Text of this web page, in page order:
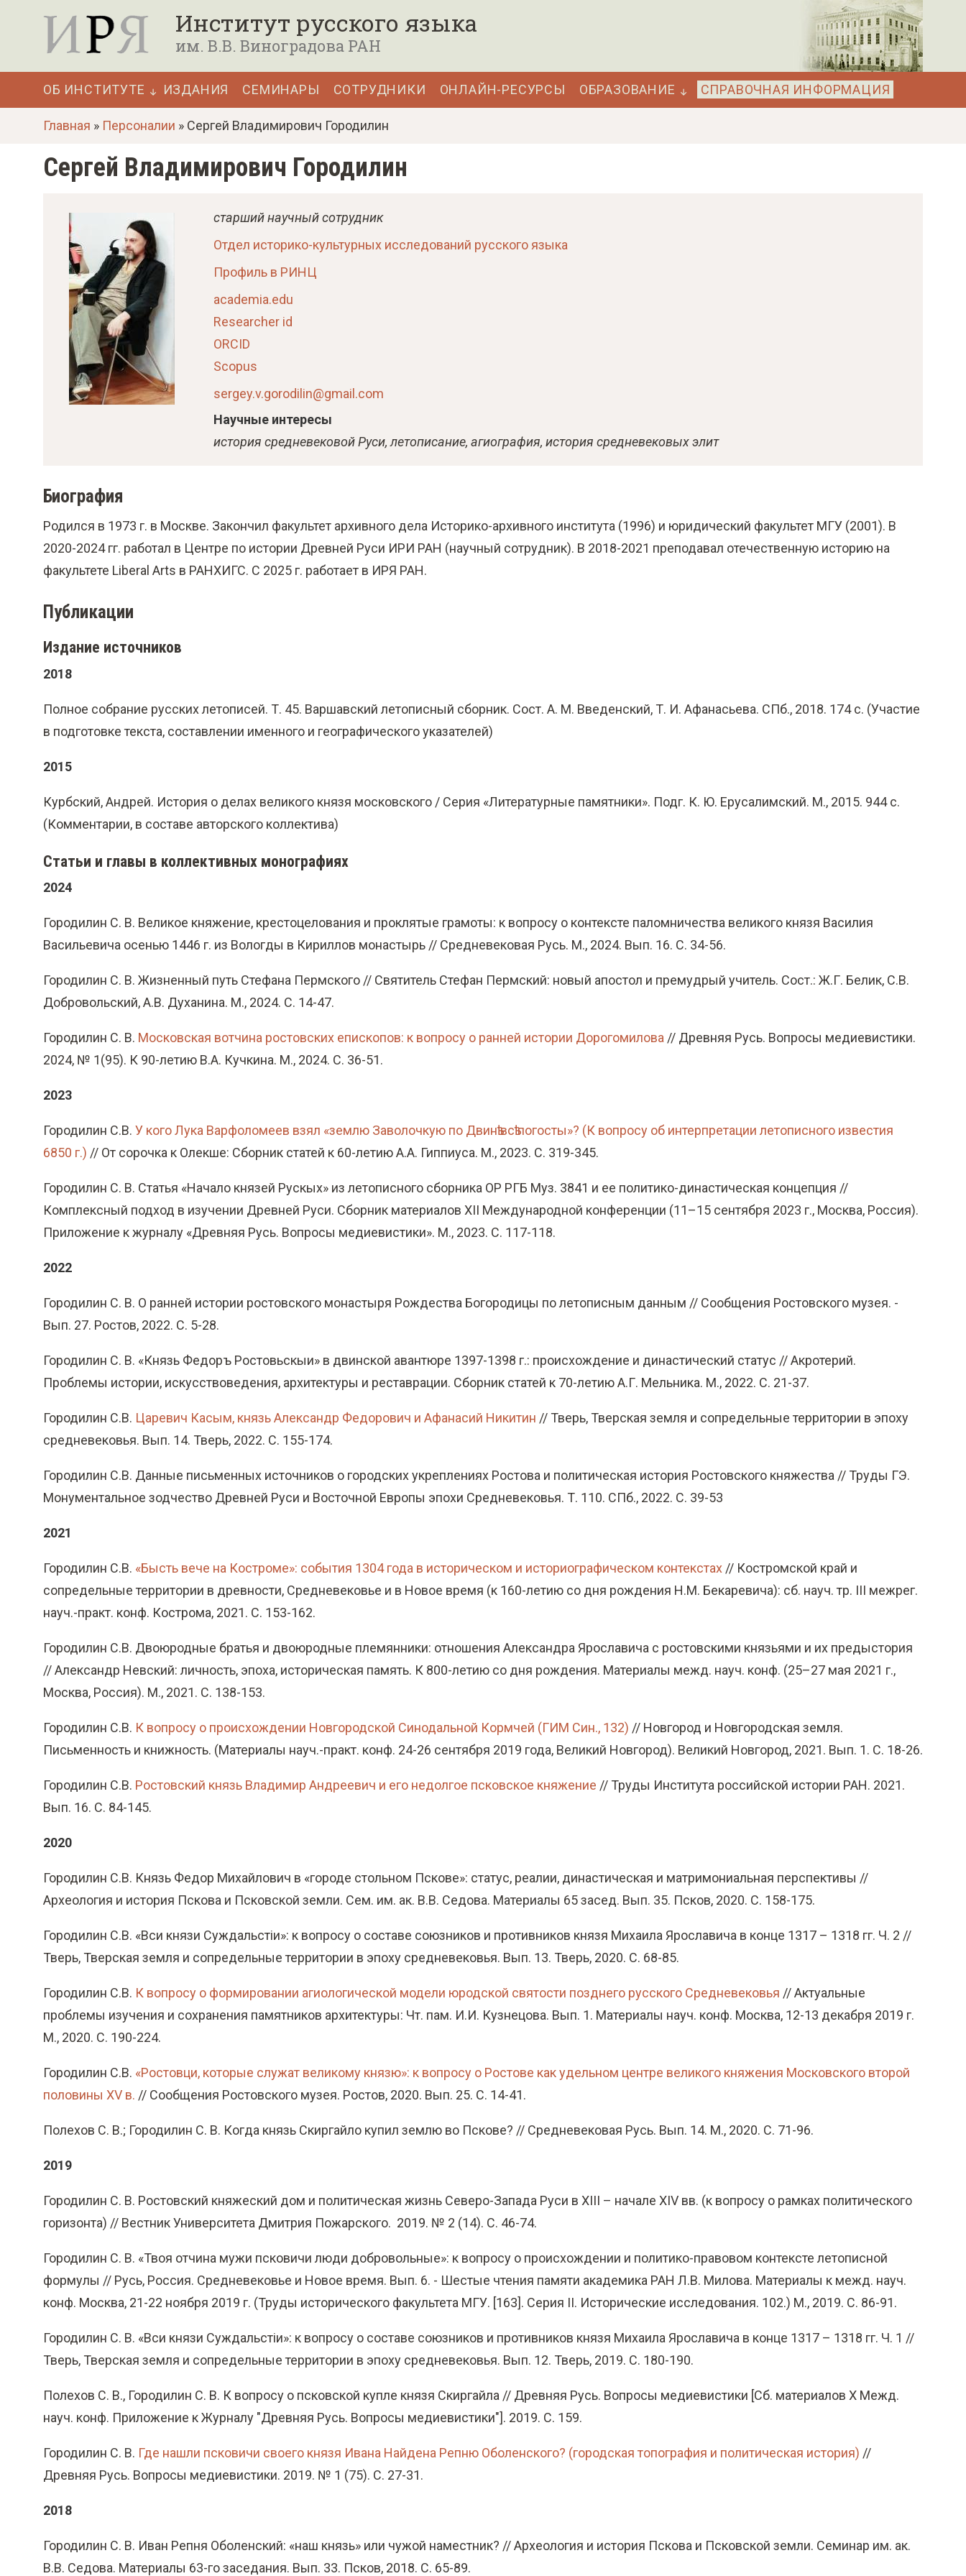
Институт русского языка
им. В.В. Виноградова РАН
Основная
навигация
ОБ ИНСТИТУТЕ ИЗДАНИЯ СЕМИНАРЫ СОТРУДНИКИ ОНЛАЙН-РЕСУРСЫ ОБРАЗОВАНИЕ СПРАВОЧНАЯ ИНФОРМАЦИЯ
Главная » Персоналии » Сергей Владимирович Городилин
Сергей Владимирович Городилин
старший научный сотрудник
Отдел историко-культурных исследований русского языка
Профиль в РИНЦ
academia.edu
Researcher id
ORCID
Scopus
sergey.v.gorodilin@gmail.com
Научные интересы
история средневековой Руси, летописание, агиография, история средневековых элит
Биография
Родился в 1973 г. в Москве. Закончил факультет архивного дела Историко-архивного института (1996) и юридический факультет МГУ (2001). В
2020-2024 гг. работал в Центре по истории Древней Руси ИРИ РАН (научный сотрудник). В 2018-2021 преподавал отечественную историю на
факультете Liberal Arts в РАНХИГС. С 2025 г. работает в ИРЯ РАН.
Публикации
Издание источников
2018
Полное собрание русских летописей. Т. 45. Варшавский летописный сборник. Сост. А. М. Введенский, Т. И. Афанасьева. СПб., 2018. 174 с. (Участие
в подготовке текста, составлении именного и географического указателей)
2015
Курбский, Андрей. История о делах великого князя московского / Серия «Литературные памятники». Подг. К. Ю. Ерусалимский. М., 2015. 944 с.
(Комментарии, в составе авторского коллектива)
Статьи и главы в коллективных монографиях
2024
Городилин С. В. Великое княжение, крестоцелования и проклятые грамоты: к вопросу о контексте паломничества великого князя Василия
Васильевича осенью 1446 г. из Вологды в Кириллов монастырь // Средневековая Русь. М., 2024. Вып. 16. С. 34-56.
Городилин С. В. Жизненный путь Стефана Пермского // Святитель Стефан Пермский: новый апостол и премудрый учитель. Сост.: Ж.Г. Белик, С.В.
Добровольский, А.В. Духанина. М., 2024. С. 14-47.
Городилин С. В. Московская вотчина ростовских епископов: к вопросу о ранней истории Дорогомилова // Древняя Русь. Вопросы медиевистики.
2024, № 1(95). К 90-летию В.А. Кучкина. М., 2024. С. 36-51.
2023
Городилин С.В. У кого Лука Варфоломеев взял «землю Заволочкую по Двинѣ всѣ погосты»? (К вопросу об интерпретации летописного известия
6850 г.) // От сорочка к Олекше: Сборник статей к 60-летию А.А. Гиппиуса. М., 2023. С. 319-345.
Городилин С. В. Статья «Начало князей Рускых» из летописного сборника ОР РГБ Муз. 3841 и ее политико-династическая концепция //
Комплексный подход в изучении Древней Руси. Сборник материалов XII Международной конференции (11–15 сентября 2023 г., Москва, Россия).
Приложение к журналу «Древняя Русь. Вопросы медиевистики». М., 2023. С. 117-118.
2022
Городилин С. В. О ранней истории ростовского монастыря Рождества Богородицы по летописным данным // Сообщения Ростовского музея. -
Вып. 27. Ростов, 2022. С. 5-28.
Городилин С. В. «Князь Федоръ Ростовьскыи» в двинской авантюре 1397-1398 г.: происхождение и династический статус // Акротерий.
Проблемы истории, искусствоведения, архитектуры и реставрации. Сборник статей к 70-летию А.Г. Мельника. М., 2022. С. 21-37.
Городилин С.В. Царевич Касым, князь Александр Федорович и Афанасий Никитин // Тверь, Тверская земля и сопредельные территории в эпоху
средневековья. Вып. 14. Тверь, 2022. С. 155-174.
Городилин С.В. Данные письменных источников о городских укреплениях Ростова и политическая история Ростовского княжества // Труды ГЭ.
Монументальное зодчество Древней Руси и Восточной Европы эпохи Средневековья. Т. 110. СПб., 2022. С. 39-53
2021
Городилин С.В. «Бысть вече на Костроме»: события 1304 года в историческом и историографическом контекстах // Костромской край и
сопредельные территории в древности, Средневековье и в Новое время (к 160-летию со дня рождения Н.М. Бекаревича): сб. науч. тр. III межрег.
науч.-практ. конф. Кострома, 2021. С. 153-162.
Городилин С.В. Двоюродные братья и двоюродные племянники: отношения Александра Ярославича с ростовскими князьями и их предыстория
// Александр Невский: личность, эпоха, историческая память. К 800-летию со дня рождения. Материалы межд. науч. конф. (25–27 мая 2021 г.,
Москва, Россия). М., 2021. С. 138-153.
Городилин С.В. К вопросу о происхождении Новгородской Синодальной Кормчей (ГИМ Син., 132) // Новгород и Новгородская земля.
Письменность и книжность. (Материалы науч.-практ. конф. 24-26 сентября 2019 года, Великий Новгород). Великий Новгород, 2021. Вып. 1. С. 18-26.
Городилин С.В. Ростовский князь Владимир Андреевич и его недолгое псковское княжение // Труды Института российской истории РАН. 2021.
Вып. 16. С. 84-145.
2020
Городилин С.В. Князь Федор Михайлович в «городе стольном Пскове»: статус, реалии, династическая и матримониальная перспективы //
Археология и история Пскова и Псковской земли. Сем. им. ак. В.В. Седова. Материалы 65 засед. Вып. 35. Псков, 2020. С. 158-175.
Городилин С.В. «Вси князи Суждальстiи»: к вопросу о составе союзников и противников князя Михаила Ярославича в конце 1317 – 1318 гг. Ч. 2 //
Тверь, Тверская земля и сопредельные территории в эпоху средневековья. Вып. 13. Тверь, 2020. С. 68-85.
Городилин С.В. К вопросу о формировании агиологической модели юродской святости позднего русского Средневековья // Актуальные
проблемы изучения и сохранения памятников архитектуры: Чт. пам. И.И. Кузнецова. Вып. 1. Материалы науч. конф. Москва, 12-13 декабря 2019 г.
М., 2020. С. 190-224.
Городилин С.В. «Ростовци, которые служат великому князю»: к вопросу о Ростове как удельном центре великого княжения Московского второй
половины XV в. // Сообщения Ростовского музея. Ростов, 2020. Вып. 25. С. 14-41.
Полехов С. В.; Городилин С. В. Когда князь Скиргайло купил землю во Пскове? // Средневековая Русь. Вып. 14. М., 2020. С. 71-96.
2019
Городилин С. В. Ростовский княжеский дом и политическая жизнь Северо-Запада Руси в XIII – начале XIV вв. (к вопросу о рамках политического
горизонта) // Вестник Университета Дмитрия Пожарского. 2019. № 2 (14). С. 46-74.
Городилин С. В. «Твоя отчина мужи псковичи люди добровольные»: к вопросу о происхождении и политико-правовом контексте летописной
формулы // Русь, Россия. Средневековье и Новое время. Вып. 6. - Шестые чтения памяти академика РАН Л.В. Милова. Материалы к межд. науч.
конф. Москва, 21-22 ноября 2019 г. (Труды исторического факультета МГУ. [163]. Серия II. Исторические исследования. 102.) М., 2019. С. 86-91.
Городилин С. В. «Вси князи Суждальстiи»: к вопросу о составе союзников и противников князя Михаила Ярославича в конце 1317 – 1318 гг. Ч. 1 //
Тверь, Тверская земля и сопредельные территории в эпоху средневековья. Вып. 12. Тверь, 2019. С. 180-190.
Полехов С. В., Городилин С. В. К вопросу о псковской купле князя Скиргайла // Древняя Русь. Вопросы медиевистики [Сб. материалов X Межд.
науч. конф. Приложение к Журналу "Древняя Русь. Вопросы медиевистики"]. 2019. С. 159.
Городилин С. В. Где нашли псковичи своего князя Ивана Найдена Репню Оболенского? (городская топография и политическая история) //
Древняя Русь. Вопросы медиевистики. 2019. № 1 (75). С. 27-31.
2018
Городилин С. В. Иван Репня Оболенский: «наш князь» или чужой наместник? // Археология и история Пскова и Псковской земли. Семинар им. ак.
В.В. Седова. Материалы 63-го заседания. Вып. 33. Псков, 2018. С. 65-89.